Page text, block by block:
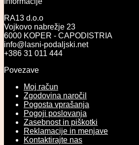
RA13 d.o.o
Vojkovo nabrežje 23
6000 KOPER - CAPODISTRIA
info@lasni-podaljski.net
+386 31 011 444
Povezave
Moj račun
Zgodovina naročil
Pogosta vprašanja
Pogoji poslovanja
Zasebnost in piškotki
Reklamacije in menjave
Kontaktirajte nas